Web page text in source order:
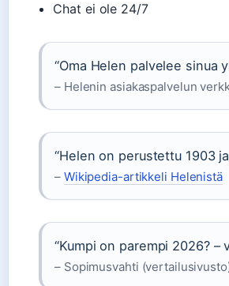
Chat ei ole 24/7
“Oma Helen palvelee sinua
– Helenin asiakaspalvelun
“Helen on perustettu 1903
– Wikipedia-artikkeli Helenistä
“Kumpi on parempi 2026? –
– Sopimusvahti